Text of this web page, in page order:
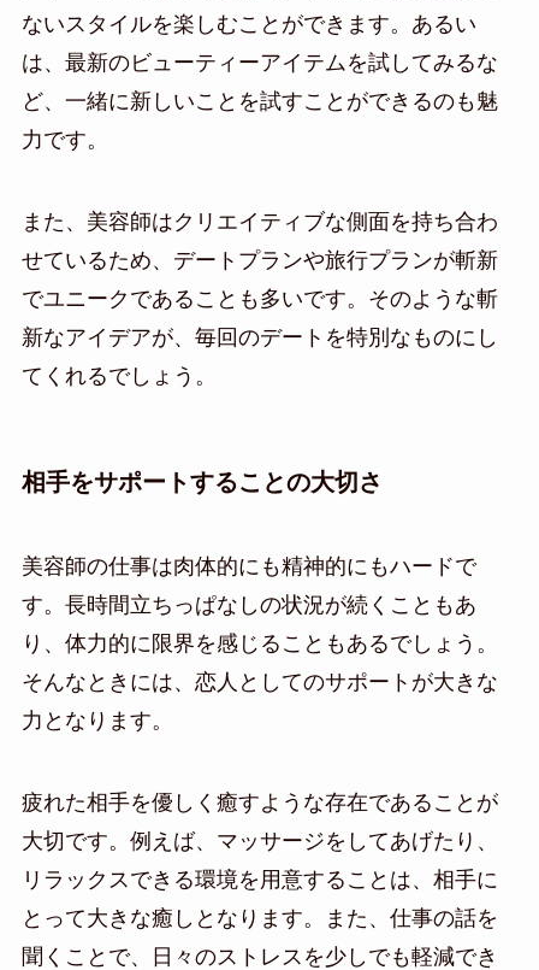
ないスタイルを楽しむことができます。あるい
は、最新のビューティーアイテムを試してみるな
ど、一緒に新しいことを試すことができるのも魅
力です。
また、美容師はクリエイティブな側面を持ち合わ
せているため、デートプランや旅行プランが斬新
でユニークであることも多いです。そのような斬
新なアイデアが、毎回のデートを特別なものにし
てくれるでしょう。
相手をサポートすることの大切さ
美容師の仕事は肉体的にも精神的にもハードで
す。長時間立ちっぱなしの状況が続くこともあ
り、体力的に限界を感じることもあるでしょう。
そんなときには、恋人としてのサポートが大きな
力となります。
疲れた相手を優しく癒すような存在であることが
大切です。例えば、マッサージをしてあげたり、
リラックスできる環境を用意することは、相手に
とって大きな癒しとなります。また、仕事の話を
聞くことで、日々のストレスを少しでも軽減でき